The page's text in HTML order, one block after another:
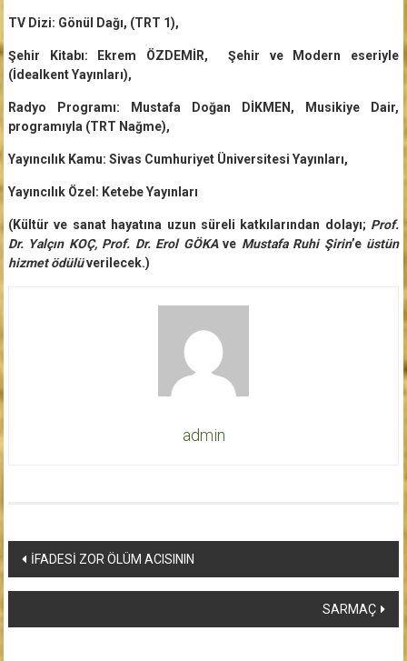
TV Dizi: Gönül Dağı, (TRT 1),
Şehir Kitabı: Ekrem ÖZDEMİR, Şehir ve Modern eseriyle
(İdealkent Yayınları),
Radyo Programı: Mustafa Doğan DİKMEN, Musikiye Dair,
programıyla (TRT Nağme),
Yayıncılık Kamu: Sivas Cumhuriyet Üniversitesi Yayınları,
Yayıncılık Özel: Ketebe Yayınları
(Kültür ve sanat hayatına uzun süreli katkılarından dolayı; Prof.
Dr. Yalçın KOÇ, Prof. Dr. Erol GÖKAve Mustafa Ruhi Şirin’e üstün
hizmet ödülüverilecek.)
admin
Yazı
dolaşımı
İFADESİ ZOR ÖLÜM ACISININ
SARMAÇ